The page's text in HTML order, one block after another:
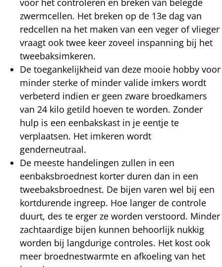
zwermcellen. Het breken op de 13e dag van
redcellen na het maken van een veger of vlieger
vraagt ook twee keer zoveel inspanning bij het
tweebaksimkeren.
De toegankelijkheid van deze mooie hobby voor
minder sterke of minder valide imkers wordt
verbeterd indien er geen zware broedkamers
van 24 kilo getild hoeven te worden. Zonder
hulp is een eenbakskast in je eentje te
verplaatsen. Het imkeren wordt
genderneutraal.
De meeste handelingen zullen in een
eenbaksbroednest korter duren dan in een
tweebaksbroednest. De bijen varen wel bij een
kortdurende ingreep. Hoe langer de controle
duurt, des te erger ze worden verstoord. Minder
zachtaardige bijen kunnen behoorlijk nukkig
worden bij langdurige controles. Het kost ook
meer broednestwarmte en afkoeling van het